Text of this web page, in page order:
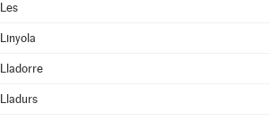
Les
Linyola
Lladorre
Lladurs